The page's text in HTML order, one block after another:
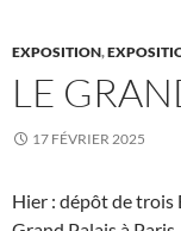
EXPOSITION,
LE
17 FÉVRIER 2025
Hier : dépôt de trois